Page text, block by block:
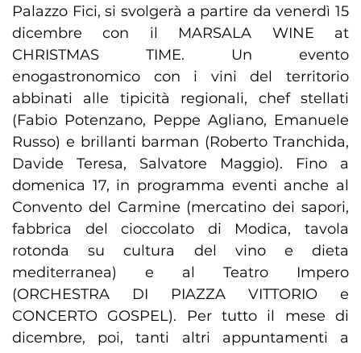
Palazzo Fici, si svolgerà a partire da venerdì 15
dicembre con il MARSALA WINE at
CHRISTMAS TIME. Un evento
enogastronomico con i vini del territorio
abbinati alle tipicità regionali, chef stellati
(Fabio Potenzano, Peppe Agliano, Emanuele
Russo) e brillanti barman (Roberto Tranchida,
Davide Teresa, Salvatore Maggio). Fino a
domenica 17, in programma eventi anche al
Convento del Carmine (mercatino dei sapori,
fabbrica del cioccolato di Modica, tavola
rotonda su cultura del vino e dieta
mediterranea) e al Teatro Impero
(ORCHESTRA DI PIAZZA VITTORIO e
CONCERTO GOSPEL). Per tutto il mese di
dicembre, poi, tanti altri appuntamenti a